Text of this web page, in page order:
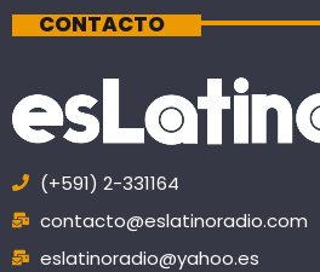
CONTACTO
(+591) 2-331164
contacto@eslatinoradio.com
eslatinoradio@yahoo.es